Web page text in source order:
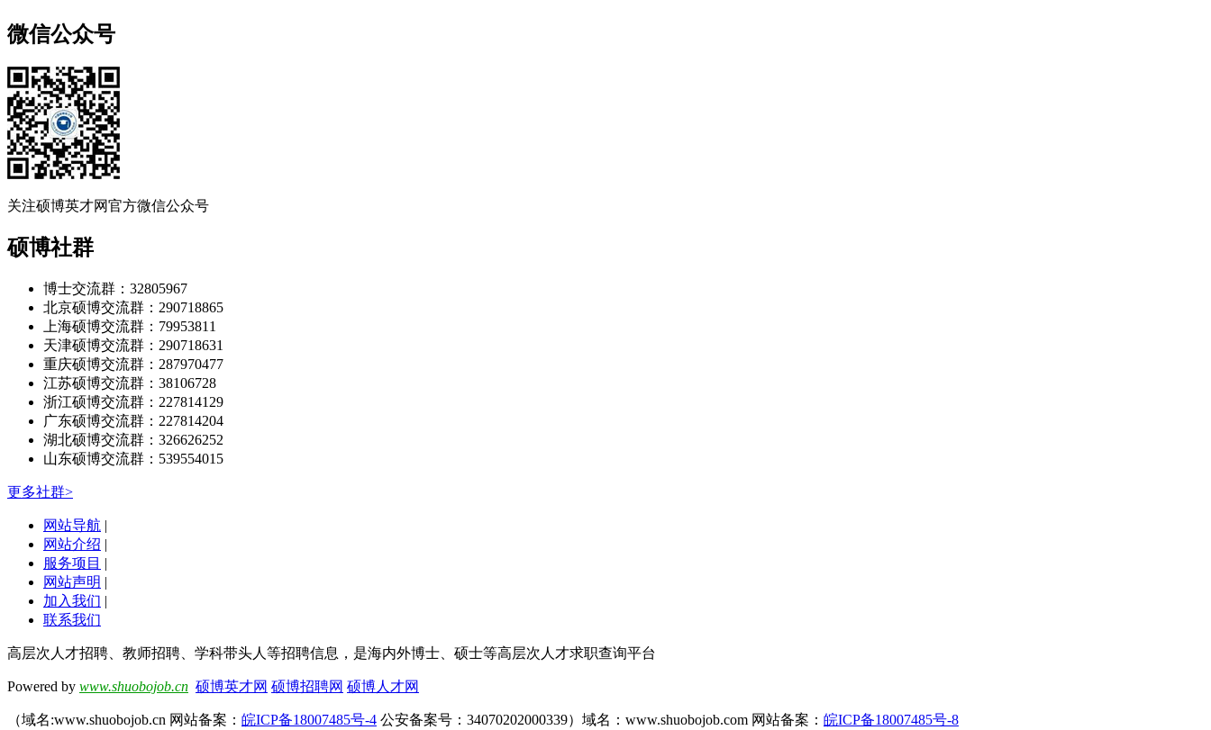
微信公众号
关注硕博英才网官方微信公众号
硕博社群
博士交流群：32805967
北京硕博交流群：290718865
上海硕博交流群：79953811
天津硕博交流群：290718631
重庆硕博交流群：287970477
江苏硕博交流群：38106728
浙江硕博交流群：227814129
广东硕博交流群：227814204
湖北硕博交流群：326626252
山东硕博交流群：539554015
更多社群>
网站导航 |
网站介绍 |
服务项目 |
网站声明 |
加入我们 |
联系我们
高层次人才招聘、教师招聘、学科带头人等招聘信息，是海内外博士、硕士等高层次人才求职查询平台
Powered by www.shuobojob.cn 硕博英才网 硕博招聘网 硕博人才网
（域名:www.shuobojob.cn 网站备案： 皖ICP备18007485号-4 公安备案号：34070202000339）域名：www.shuobojob.com 网站备案： 皖ICP备18007485号-8